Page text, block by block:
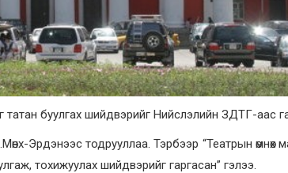
буулгах шийдвэрийг Нийслэлийн ЗДТГ-аас
Эрдэнээс тодрууллаа. Тэрбээр “Театрын
тохижуулах шийдвэрийг гаргасан” гэлээ.